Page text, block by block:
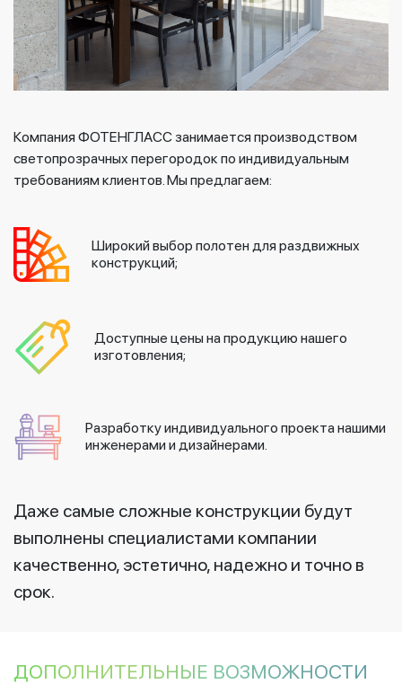
Компания ФОТЕНГЛАСС занимается производством
светопрозрачных перегородок по индивидуальным
требованиям клиентов. Мы предлагаем:
Широкий выбор полотен для раздвижных
конструкций;
Доступные цены на продукцию нашего
изготовления;
Разработку индивидуального проекта нашими
инженерами и дизайнерами.
Даже самые сложные конструкции будут
выполнены специалистами компании
качественно, эстетично, надежно и точно в
срок.
ДОПОЛНИТЕЛЬНЫЕ ВОЗМОЖНОСТИ